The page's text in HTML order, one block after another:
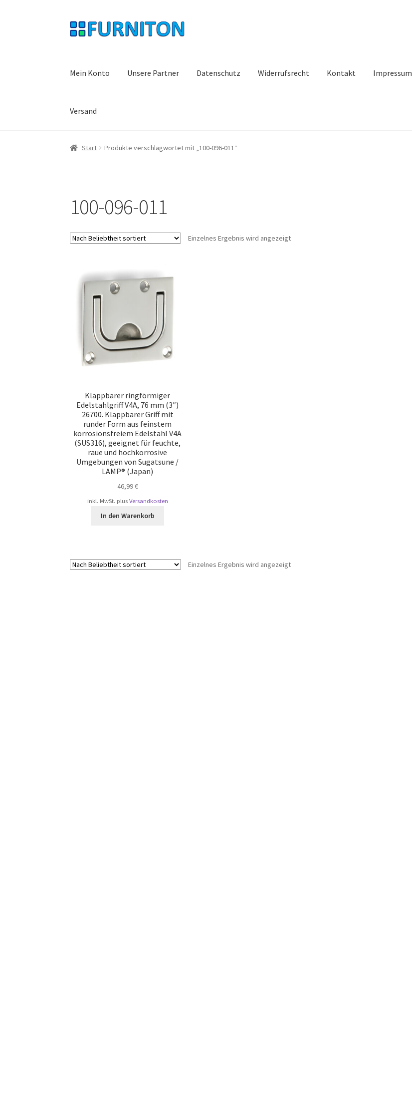
Zur
Navigation
Zum
Inhalt
Mein Konto Unsere Partner Datenschutz Widerrufsrecht Kontakt Impressum
Versand
Start Produkte verschlagwortet mit „100-096-011“
100-096-011
Einzelnes Ergebnis wird angezeigt
Klappbarer ringförmiger
Edelstahlgriff V4A, 76 mm (3″)
26700. Klappbarer Griff mit
runder Form aus feinstem
korrosionsfreiem Edelstahl V4A
(SUS316), geeignet für feuchte,
raue und hochkorrosive
Umgebungen von Sugatsune /
LAMP® (Japan)
46,99€
inkl. MwSt. plus Versandkosten
In den Warenkorb
Einzelnes Ergebnis wird angezeigt